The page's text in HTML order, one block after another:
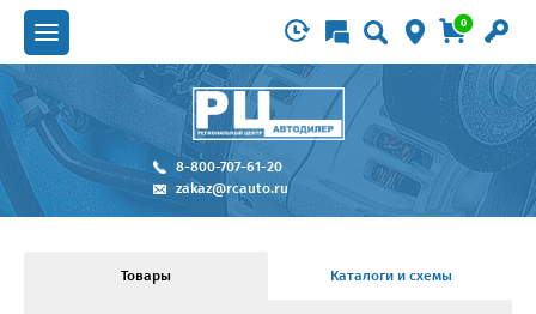
0
8-800-707-61-20
zakaz@rcauto.ru
Товары Каталоги и схемы